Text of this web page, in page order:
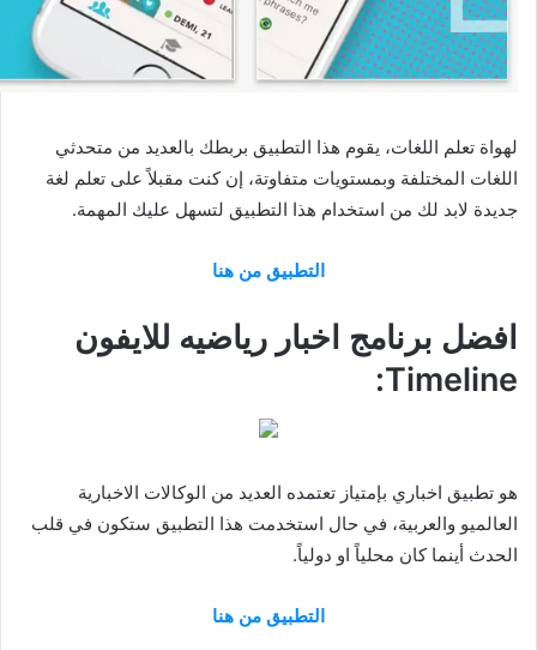
لهواة تعلم اللغات، يقوم هذا التطبيق بربطك بالعديد من متحدثي
اللغات المختلفة وبمستويات متفاوتة، إن كنت مقبلاً على تعلم لغة
جديدة لابد لك من استخدام هذا التطبيق لتسهل عليك المهمة.
التطبيق من هنا
افضل برنامج اخبار رياضيه للايفون
Timeline:
هو تطبيق اخباري بإمتياز تعتمده العديد من الوكالات الاخبارية
العالميو والعربية، في حال استخدمت هذا التطبيق ستكون في قلب
الحدث أينما كان محلياً او دولياً.
التطبيق من هنا